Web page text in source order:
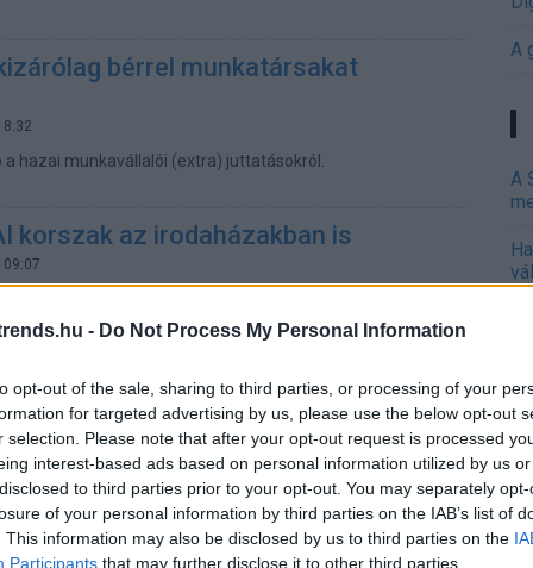
- Do Not Process My Personal Information
opt-out of the sale, sharing to third parties, or processing of your
for targeted advertising by us, please use the below opt-out
selection. Please note that after your opt-out request is processed
interest-based ads based on personal information utilized by us
to third parties prior to your opt-out. You may separately
of your personal information by third parties on the IAB’s list of
This information may also be disclosed by us to third parties on the
Participants that may further disclose it to other third parties.
bérrel munkatársakat
a hazai munkavállalói (extra) juttatásokról.
korszak az irodaházakban is
09:07
megjelenése azonban csak az egyik fontos tényező
szabályok is.
a billentyűzet-aktivitást - egész
a lábukat a dolgozók
ki alkalmazottait egy amerikai piacvezető bank, akik egy
A
A